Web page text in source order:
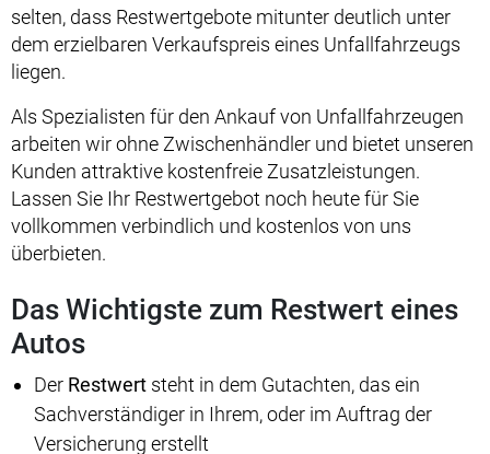
selten, dass Restwertgebote mitunter deutlich unter
dem erzielbaren Verkaufspreis eines Unfallfahrzeugs
liegen.
Als Spezialisten für den Ankauf von Unfallfahrzeugen
arbeiten wir ohne Zwischenhändler und bietet unseren
Kunden attraktive kostenfreie Zusatzleistungen.
Lassen Sie Ihr Restwertgebot noch heute für Sie
vollkommen verbindlich und kostenlos von uns
überbieten.
Das Wichtigste zum Restwert eines
Autos
Der Restwert steht in dem Gutachten, das ein
Sachverständiger in Ihrem, oder im Auftrag der
Versicherung erstellt